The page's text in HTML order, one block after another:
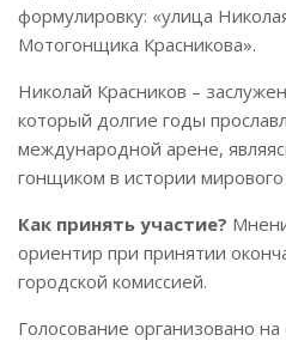
формулировку: «улица
Мотогонщика Красникова».
Николай Красников –
который долгие годы
международной арене,
гонщиком в истории мирового
Как принять участие?
ориентир при принятии
городской комиссией.
Голосование организовано